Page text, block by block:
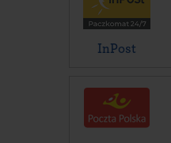
InPost